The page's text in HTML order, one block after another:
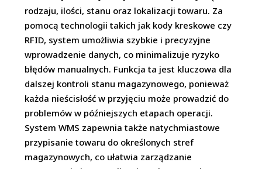
rodzaju, ilości, stanu oraz lokalizacji towaru. Za
pomocą technologii takich jak kody kreskowe czy
RFID, system umożliwia szybkie i precyzyjne
wprowadzenie danych, co minimalizuje ryzyko
błędów manualnych. Funkcja ta jest kluczowa dla
dalszej kontroli stanu magazynowego, ponieważ
każda nieścisłość w przyjęciu może prowadzić do
problemów w późniejszych etapach operacji.
System WMS zapewnia także natychmiastowe
przypisanie towaru do określonych stref
magazynowych, co ułatwia zarządzanie